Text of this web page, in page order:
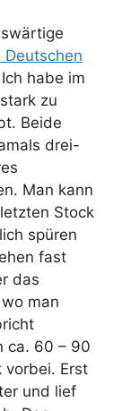
habe im
zu
Beide
drei-
Man kann
Stock
spüren
fast
das
man
ca. 60 – 90
vorbei. Erst
und lief